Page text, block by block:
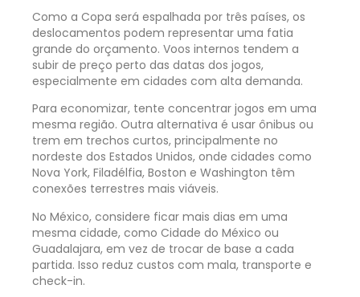
Como a Copa será espalhada por três países, os
deslocamentos podem representar uma fatia
grande do orçamento. Voos internos tendem a
subir de preço perto das datas dos jogos,
especialmente em cidades com alta demanda.
Para economizar, tente concentrar jogos em uma
mesma região. Outra alternativa é usar ônibus ou
trem em trechos curtos, principalmente no
nordeste dos Estados Unidos, onde cidades como
Nova York, Filadélfia, Boston e Washington têm
conexões terrestres mais viáveis.
No México, considere ficar mais dias em uma
mesma cidade, como Cidade do México ou
Guadalajara, em vez de trocar de base a cada
partida. Isso reduz custos com mala, transporte e
check-in.